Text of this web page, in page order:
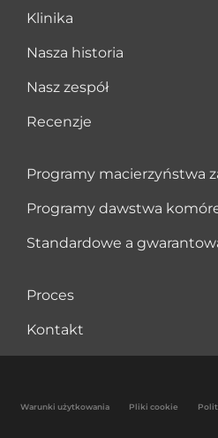
Klinika
Nasza historia
Nasz zespół
Recenzje
Programy macierzyństwa
Programy dawstwa
Standardowe a
Proces
Kontakt
Warunki użytkowania Pliki cookie